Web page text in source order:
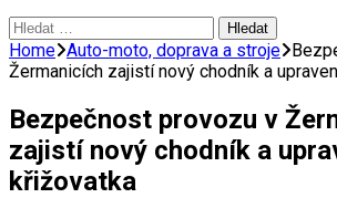
Vyhledávání
Home Auto-moto, doprava a stroje
Žermanicích zajistí nový chodník a
Bezpečnost provozu v
zajistí nový chodník a
křižovatka